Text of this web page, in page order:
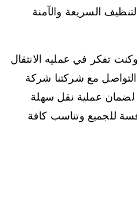
السريعة والآمنة
تفكر في عمليه الانتقال
مع شركتنا شركة
عملية نقل سهلة
للجميع وتناسب كافة